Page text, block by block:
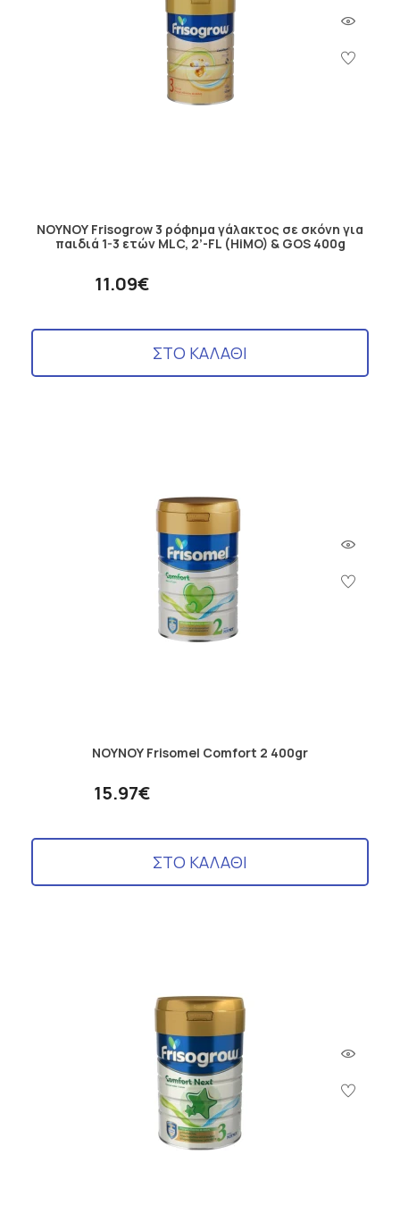
ΝΟΥΝΟΥ Frisogrow 3 ρόφημα γάλακτος σε σκόνη για
παιδιά 1-3 ετών MLC, 2’-FL (HiMO) & GOS 400g
11.09€
ΣΤΟ ΚΑΛΑΘΙ
ΝΟΥΝΟΥ Frisomel Comfort 2 400gr
15.97€
ΣΤΟ ΚΑΛΑΘΙ